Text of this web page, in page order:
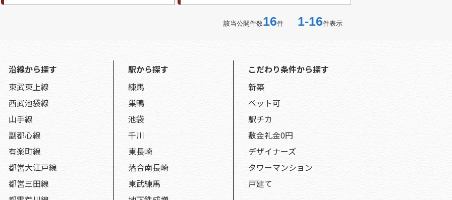
該当公開件数16件 1-16件表示
沿線から探す
東武東上線
西武池袋線
山手線
副都心線
有楽町線
都営大江戸線
都営三田線
駅から探す
練馬
巣鴨
池袋
千川
東長崎
落合南長崎
東武練馬
こだわり条件から探す
新築
ペット可
駅チカ
敷金礼金0円
デザイナーズ
タワーマンション
戸建て